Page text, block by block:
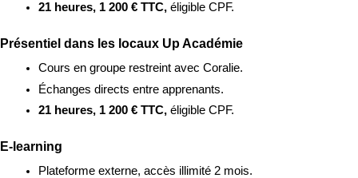
21 heures, 1 200 € TTC, éligible CPF.
Présentiel dans les locaux Up Académie
Cours en groupe restreint avec Coralie.
Échanges directs entre apprenants.
21 heures, 1 200 € TTC, éligible CPF.
E-learning
Plateforme externe, accès illimité 2 mois.